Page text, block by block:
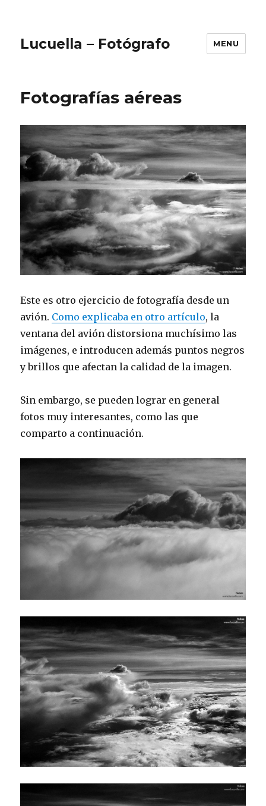
Lucuella – Fotógrafo MENU
Fotografías aéreas
Este es otro ejercicio de fotografía desde un
avión. Como explicaba en otro artículo, la
ventana del avión distorsiona muchísimo las
imágenes, e introducen además puntos negros
y brillos que afectan la calidad de la imagen.
Sin embargo, se pueden lograr en general
fotos muy interesantes, como las que
comparto a continuación.